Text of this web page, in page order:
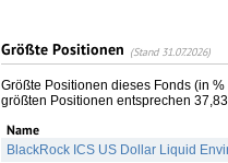
Größte Positionen (Stand 31.07.2026)
Größte Positionen dieses Fonds (in
größten Positionen entsprechen
Name
BlackRock ICS US Dollar Liquid